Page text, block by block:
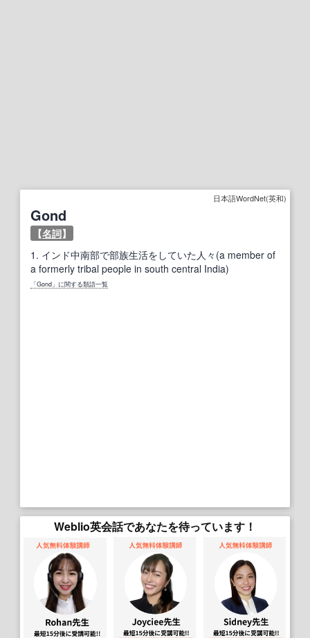
日本語WordNet(英和)
Gond
【名詞】
1. インド中南部で部族生活をしていた人々(a member of
a formerly tribal people in south central India)
「Gond」に関する類語一覧
Weblio英会話であなたを待っています！